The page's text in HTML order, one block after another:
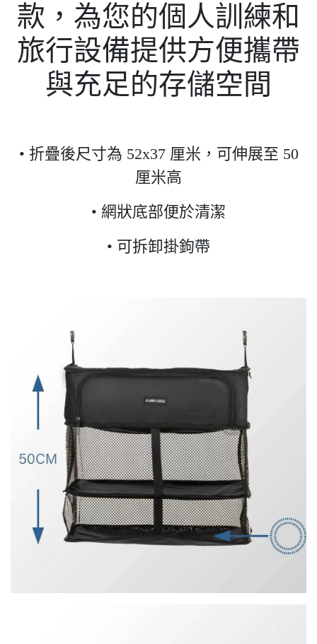
款，為您的個人訓練和
旅行設備提供方便攜帶
與充足的存儲空間
• 折疊後尺寸為 52x37 厘米，可伸展至 50
厘米高
• 網狀底部便於清潔
• 可拆卸掛鉤帶